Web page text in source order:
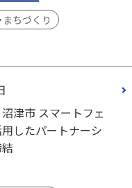
まちづくり
津市 スマートフェ
したパートナーシ